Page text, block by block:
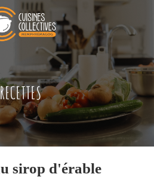
sirop d'érable